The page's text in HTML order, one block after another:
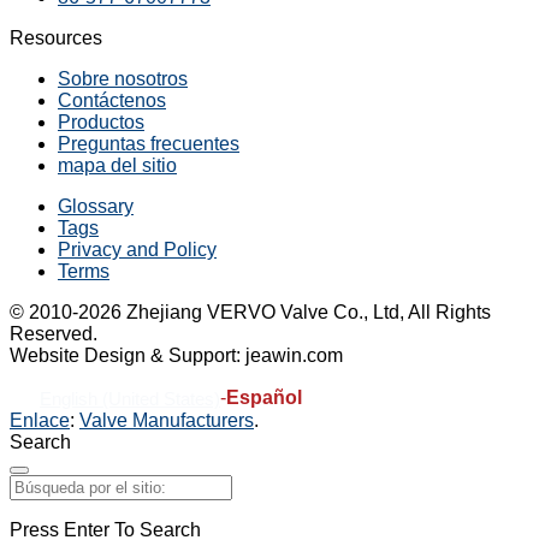
Resources
Sobre nosotros
Contáctenos
Productos
Preguntas frecuentes
mapa del sitio
Glossary
Tags
Privacy and Policy
Terms
© 2010-2026 Zhejiang VERVO Valve Co., Ltd, All Rights
Reserved.
Website Design & Support: jeawin.com
-Español
Enlace: Valve Manufacturers.
Search
Press Enter To Search